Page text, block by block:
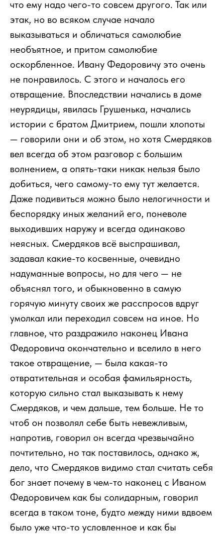
что ему надо чего-то совсем другого. Так или
этак, но во всяком случае начало
выказываться и обличаться самолюбие
необъятное, и притом самолюбие
оскорбленное. Ивану Федоровичу это очень
не понравилось. С этого и началось его
отвращение. Впоследствии начались в доме
неурядицы, явилась Грушенька, начались
истории с братом Дмитрием, пошли хлопоты
— говорили они и об этом, но хотя Смердяков
вел всегда об этом разговор с большим
волнением, а опять-таки никак нельзя было
добиться, чего самому-то ему тут желается.
Даже подивиться можно было нелогичности и
беспорядку иных желаний его, поневоле
выходивших наружу и всегда одинаково
неясных. Смердяков всё выспрашивал,
задавал какие-то косвенные, очевидно
надуманные вопросы, но для чего — не
объяснял того, и обыкновенно в самую
горячую минуту своих же расспросов вдруг
умолкал или переходил совсем на иное. Но
главное, что раздражило наконец Ивана
Федоровича окончательно и вселило в него
такое отвращение, — была какая-то
отвратительная и особая фамильярность,
которую сильно стал выказывать к нему
Смердяков, и чем дальше, тем больше. Не то
чтоб он позволял себе быть невежливым,
напротив, говорил он всегда чрезвычайно
почтительно, но так поставилось, однако ж,
дело, что Смердяков видимо стал считать себя
бог знает почему в чем-то наконец с Иваном
Федоровичем как бы солидарным, говорил
всегда в таком тоне, будто между ними вдвоем
было уже что-то условленное и как бы